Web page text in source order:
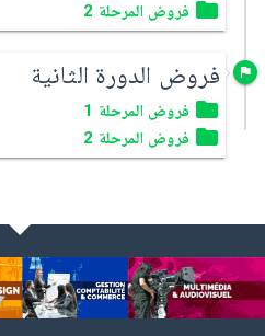
فروض المرحلة 2
فروض الدورة الثانية
فروض المرحلة 1
فروض المرحلة 2